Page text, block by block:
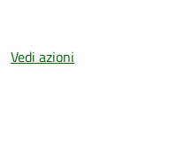
Vedi azioni